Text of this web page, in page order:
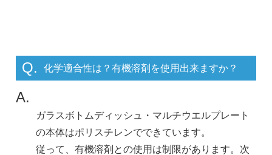
Q. 化学適合性は？有機溶剤を使用出来ますか？
A.
ガラスボトムディッシュ・マルチウエルプレート
の本体はポリスチレンでできています。
従って、有機溶剤との使用は制限があります。次